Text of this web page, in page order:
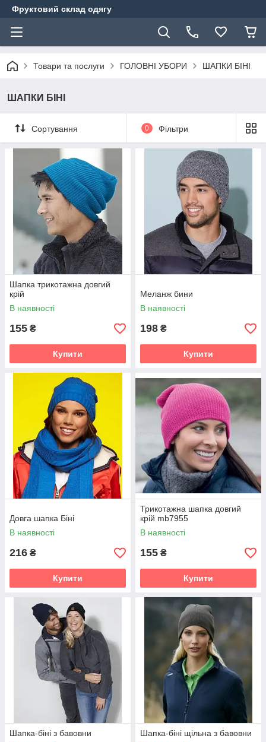
Фруктовий склад одягу
Товари та послуги ГОЛОВНІ УБОРИ ШАПКИ БІНІ
ШАПКИ БІНІ
Сортування 0 Фільтри
Шапка трикотажна довгий
крій
В наявності
155 ₴
Купити
Меланж бини
В наявності
198 ₴
Купити
Довга шапка Біні
В наявності
216 ₴
Купити
Трикотажна шапка довгий
крій mb7955
В наявності
155 ₴
Купити
Шапка-біні з бавовни
Шапка-біні щільна з бавовни